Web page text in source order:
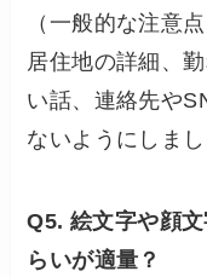
（一般的な注意
居住地の詳細、
い話、連絡先や
ないようにしまし
Q5. 絵文字や顔
らいが適量？